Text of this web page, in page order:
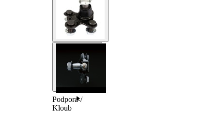
Podpora-/
Kloub